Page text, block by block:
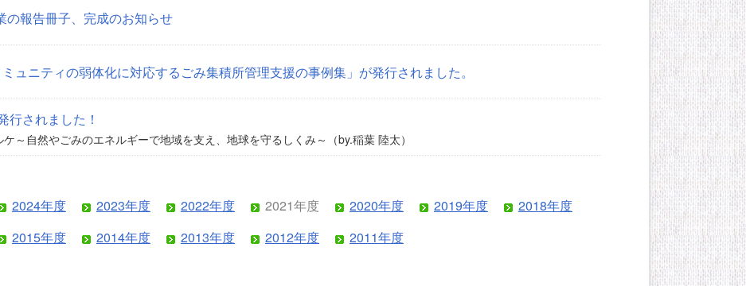
の報告冊子、完成のお知らせ
ミュニティの弱体化に対応するごみ集積所管理支援の事例集」が発行されました。
行されました！
～自然やごみのエネルギーで地域を支え、地球を守るしくみ～（by.稲葉 陸太）
2024年度 2023年度 2022年度 2021年度 2020年度 2019年度
2018年度
2015年度 2014年度 2013年度 2012年度 2011年度